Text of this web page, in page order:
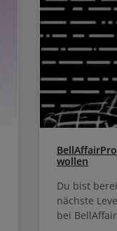
wollen
Du bist
nächste
bei